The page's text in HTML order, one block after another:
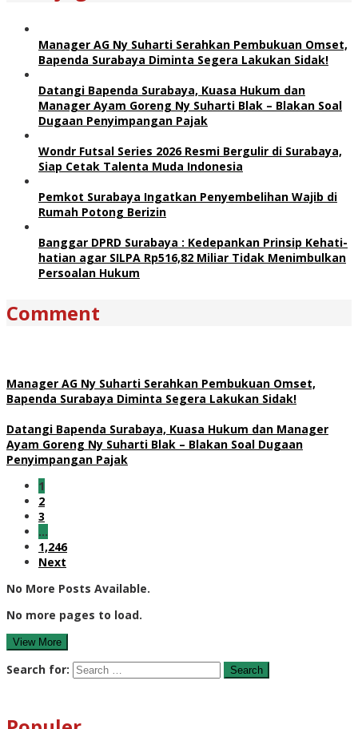
Manager AG Ny Suharti Serahkan Pembukuan Omset,
Bapenda Surabaya Diminta Segera Lakukan Sidak!
Datangi Bapenda Surabaya, Kuasa Hukum dan
Manager Ayam Goreng Ny Suharti Blak – Blakan Soal
Dugaan Penyimpangan Pajak
Wondr Futsal Series 2026 Resmi Bergulir di Surabaya,
Siap Cetak Talenta Muda Indonesia
Pemkot Surabaya Ingatkan Penyembelihan Wajib di
Rumah Potong Berizin
Banggar DPRD Surabaya : Kedepankan Prinsip Kehati-
hatian agar SILPA Rp516,82 Miliar Tidak Menimbulkan
Persoalan Hukum
Comment
Manager AG Ny Suharti Serahkan Pembukuan Omset,
Bapenda Surabaya Diminta Segera Lakukan Sidak!
Datangi Bapenda Surabaya, Kuasa Hukum dan Manager
Ayam Goreng Ny Suharti Blak – Blakan Soal Dugaan
Penyimpangan Pajak
1
2
3
…
1,246
Next
No More Posts Available.
No more pages to load.
View More
Search for: